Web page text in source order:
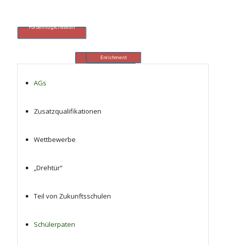
AGs
Zusatzqualifikationen
Wettbewerbe
„Drehtür“
Teil von Zukunftsschulen
Schülerpaten